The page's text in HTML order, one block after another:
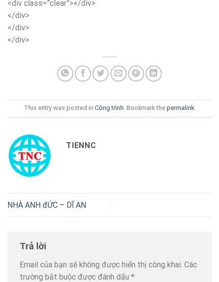
<div class=”clear”></div>
</div>
</div>
</div>
This entry was posted in Công trình. Bookmark the permalink.
TIENNC
NHÀ ANH đỨC – DĨ AN
Trả lời
Email của bạn sẽ không được hiển thị công khai. Các
trường bắt buộc được đánh dấu *